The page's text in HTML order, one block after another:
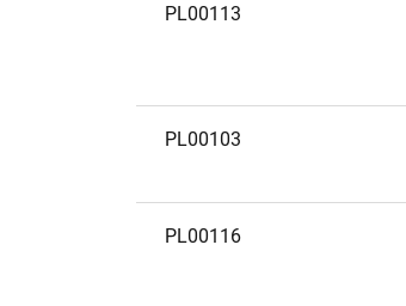
PL00113
PL00103
PL00116